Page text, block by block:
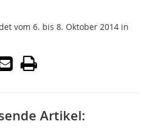
vom 6. bis 8. Oktober 2014 in
Artikel: